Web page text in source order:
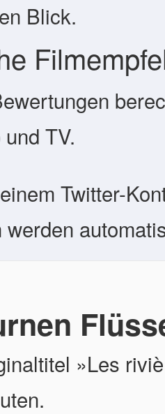
Blick.
TV.
Twitter-
werden
»Les